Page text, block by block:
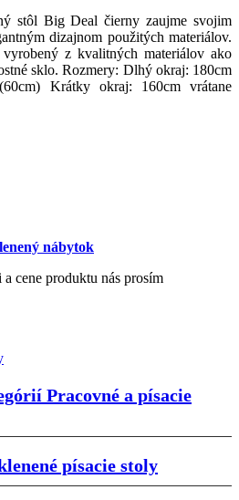
stôl Big Deal čierny zaujme svojim
dizajnom použitých materiálov.
z kvalitných materiálov ako
sklo. Rozmery: Dlhý okraj: 180cm
Krátky okraj: 160cm vrátane
nábytok
cene produktu nás prosím
Pracovné a písacie
písacie stoly